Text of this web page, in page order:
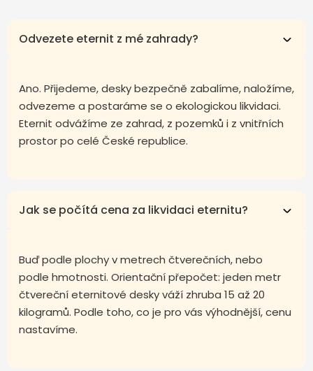
Odvezete eternit z mé zahrady?
Ano. Přijedeme, desky bezpečně zabalíme, naložíme,
odvezeme a postaráme se o ekologickou likvidaci.
Eternit odvážíme ze zahrad, z pozemků i z vnitřních
prostor po celé České republice.
Jak se počítá cena za likvidaci eternitu?
Buď podle plochy v metrech čtverečních, nebo
podle hmotnosti. Orientační přepočet: jeden metr
čtvereční eternitové desky váží zhruba 15 až 20
kilogramů. Podle toho, co je pro vás výhodnější, cenu
nastavíme.